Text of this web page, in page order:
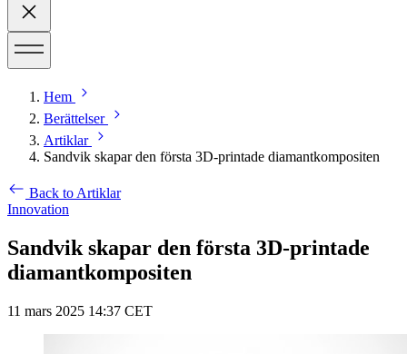
Hem
Berättelser
Artiklar
Sandvik skapar den första 3D-printade diamantkompositen
Back to Artiklar
Innovation
Sandvik skapar den första 3D-printade
diamantkompositen
11 mars 2025 14:37 CET